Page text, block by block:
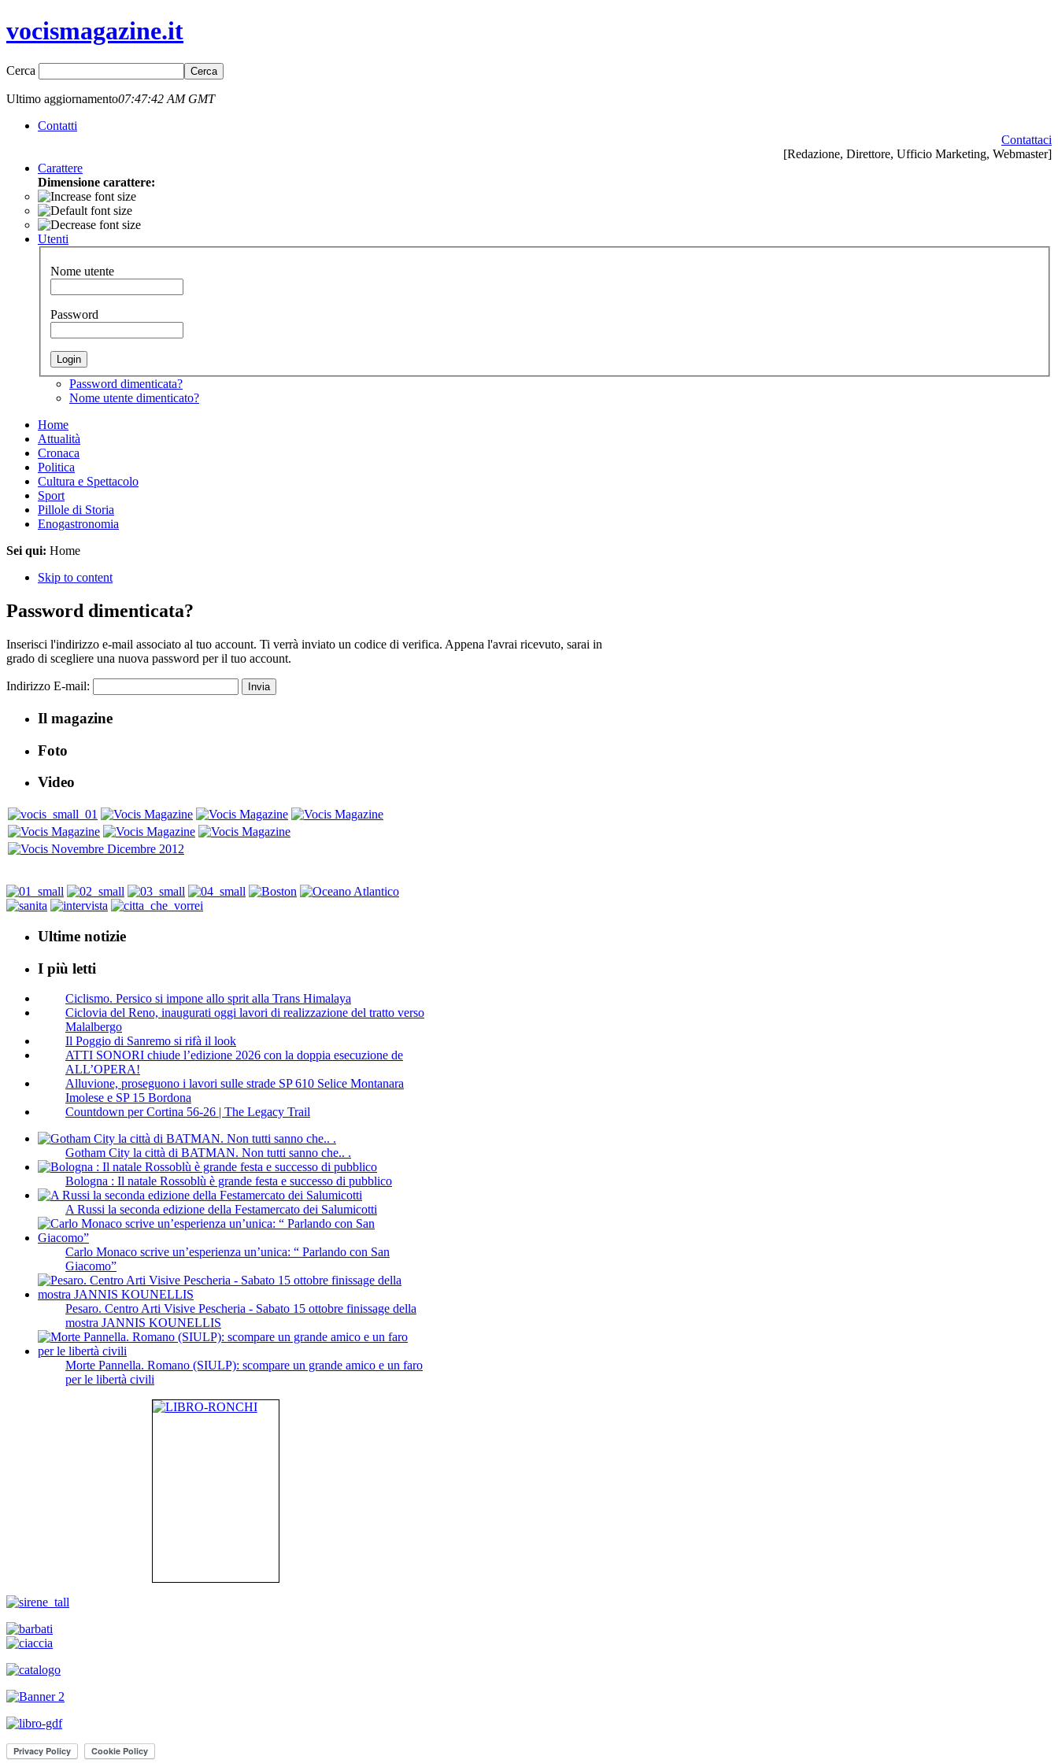
vocismagazine.it
Cerca
Ultimo aggiornamento07:47:42 AM GMT
Contatti
Contattaci
[Redazione, Direttore, Ufficio Marketing, Webmaster]
Carattere
Dimensione carattere:
Utenti
Nome utente
Password
Password dimenticata?
Nome utente dimenticato?
Home
Attualità
Cronaca
Politica
Cultura e Spettacolo
Sport
Pillole di Storia
Enogastronomia
Sei qui: Home
Skip to content
Password dimenticata?
Inserisci l'indirizzo e-mail associato al tuo account. Ti verrà inviato un codice di verifica. Appena l'avrai ricevuto, sarai in
grado di scegliere una nuova password per il tuo account.
Indirizzo E-mail: Invia
Il magazine
Foto
Video
Ultime notizie
I più letti
Ciclismo. Persico si impone allo sprit alla Trans Himalaya
Ciclovia del Reno, inaugurati oggi lavori di realizzazione del tratto verso
Malalbergo
Il Poggio di Sanremo si rifà il look
ATTI SONORI chiude l’edizione 2026 con la doppia esecuzione de
ALL’OPERA!
Alluvione, proseguono i lavori sulle strade SP 610 Selice Montanara
Imolese e SP 15 Bordona
Countdown per Cortina 56-26 | The Legacy Trail
Gotham City la città di BATMAN. Non tutti sanno che.. .
Bologna : Il natale Rossoblù è grande festa e successo di pubblico
A Russi la seconda edizione della Festamercato dei Salumicotti
Carlo Monaco scrive un’esperienza un’unica: “ Parlando con San
Giacomo”
Pesaro. Centro Arti Visive Pescheria - Sabato 15 ottobre finissage della
mostra JANNIS KOUNELLIS
Morte Pannella. Romano (SIULP): scompare un grande amico e un faro
per le libertà civili